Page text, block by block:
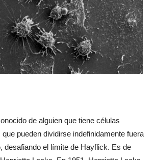
de alguien que tiene células
pueden dividirse indefinidamente fuera
desafiando el límite de Hayflick. Es de